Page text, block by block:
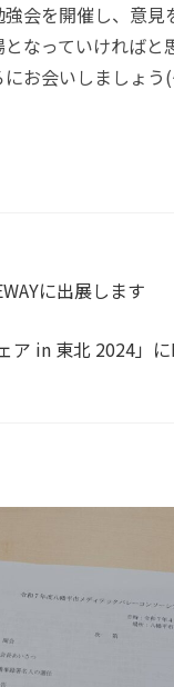
会を開催し、意見
なっていければと
お会いしましょう
に出展します
ア in 東北 2024」